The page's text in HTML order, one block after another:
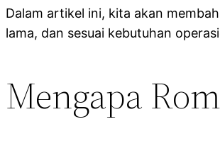
Dalam artikel ini, kita akan
lama, dan sesuai kebutuhan
Mengapa